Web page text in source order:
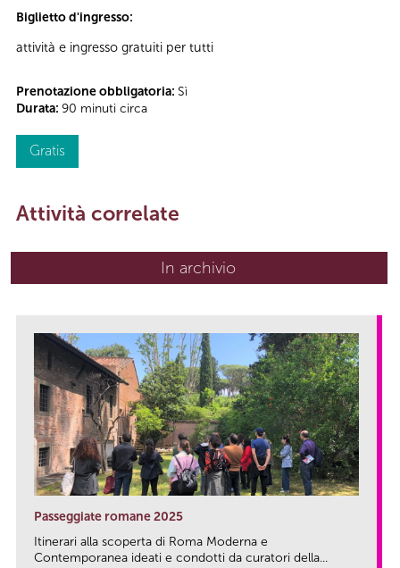
Biglietto d'ingresso:
attività e ingresso gratuiti per tutti
Prenotazione obbligatoria: Sì
Durata: 90 minuti circa
Gratis
Attività correlate
In archivio
Passeggiate romane 2025
Itinerari alla scoperta di Roma Moderna e
Contemporanea ideati e condotti da curatori della...